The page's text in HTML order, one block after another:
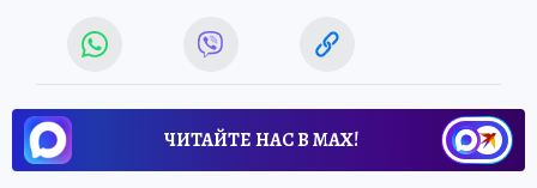
ЧИТАЙТЕ НАС В МАХ!